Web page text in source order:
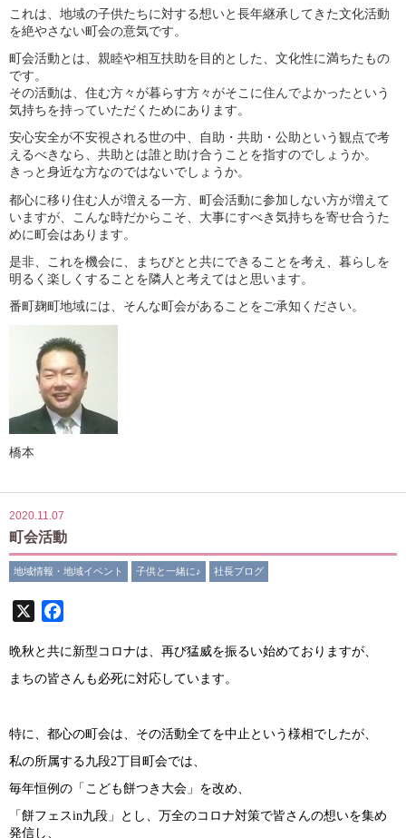
これは、地域の子供たちに対する想いと長年継承してきた文化活動
を絶やさない町会の意気です。
町会活動とは、親睦や相互扶助を目的とした、文化性に満ちたもの
です。
その活動は、住む方々が暮らす方々がそこに住んでよかったという
気持ちを持っていただくためにあります。
安心安全が不安視される世の中、自助・共助・公助という観点で考
えるべきなら、共助とは誰と助け合うことを指すのでしょうか。
きっと身近な方なのではないでしょうか。
都心に移り住む人が増える一方、町会活動に参加しない方が増えて
いますが、こんな時だからこそ、大事にすべき気持ちを寄せ合うた
めに町会はあります。
是非、これを機会に、まちびとと共にできることを考え、暮らしを
明るく楽しくすることを隣人と考えてはと思います。
番町麹町地域には、そんな町会があることをご承知ください。
橋本
2020.11.07
町会活動
地域情報・地域イベント 子供と一緒に♪ 社長ブログ
晩秋と共に新型コロナは、再び猛威を振るい始めておりますが、
まちの皆さんも必死に対応しています。
特に、都心の町会は、その活動全てを中止という様相でしたが、
私の所属する九段2丁目町会では、
毎年恒例の「こども餅つき大会」を改め、
「餅フェスin九段」とし、万全のコロナ対策で皆さんの想いを集め
発信し、